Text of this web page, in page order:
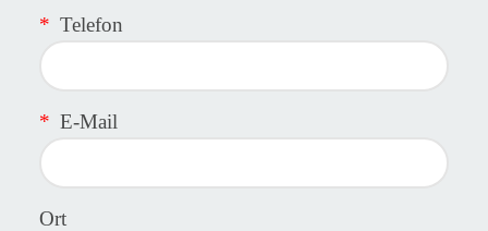
* Telefon
* E-Mail
Ort